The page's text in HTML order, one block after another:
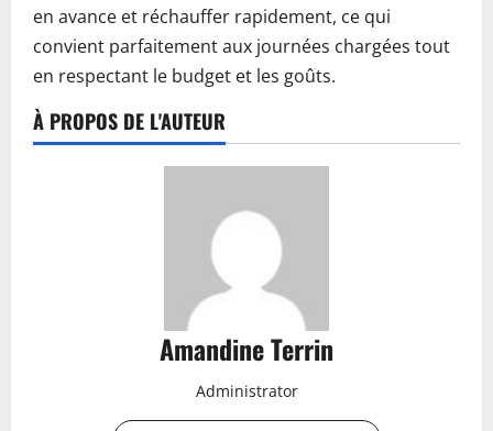
en avance et réchauffer rapidement, ce qui
convient parfaitement aux journées chargées tout
en respectant le budget et les goûts.
À PROPOS DE L'AUTEUR
Amandine Terrin
Administrator